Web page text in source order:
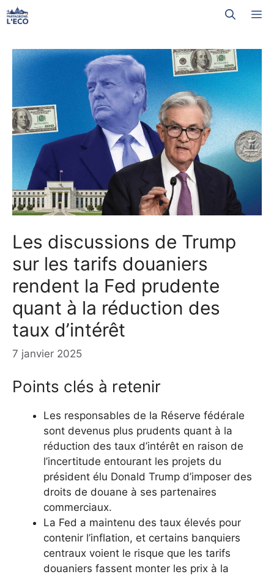
Aller
au
Les discussions de Trump
sur les tarifs douaniers
rendent la Fed prudente
quant à la réduction des
taux d’intérêt
7 janvier 2025
Points clés à retenir
Les responsables de la Réserve fédérale
sont devenus plus prudents quant à la
réduction des taux d’intérêt en raison de
l’incertitude entourant les projets du
président élu Donald Trump d’imposer des
droits de douane à ses partenaires
commerciaux.
La Fed a maintenu des taux élevés pour
contenir l’inflation, et certains banquiers
centraux voient le risque que les tarifs
douaniers fassent monter les prix à la